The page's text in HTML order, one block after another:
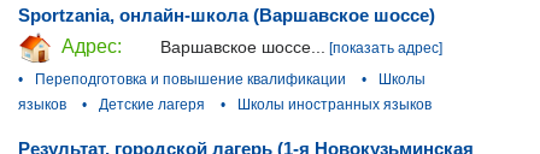
Sportzania, онлайн-школа (Варшавское шоссе)
Адрес:
Варшавское шоссе...
[показать адрес]
•
Переподготовка и повышение квалификации •
Школы
языков
• Детские лагеря • Школы иностранных языков
Результат, городской лагерь (1-я Новокузьминская